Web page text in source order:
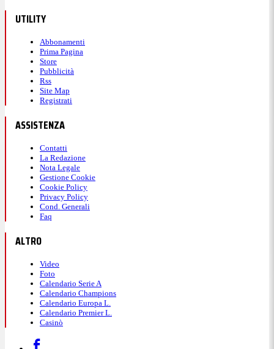
UTILITY
Abbonamenti
Prima Pagina
Store
Pubblicità
Rss
Site Map
Registrati
ASSISTENZA
Contatti
La Redazione
Nota Legale
Gestione Cookie
Cookie Policy
Privacy Policy
Cond. Generali
Faq
ALTRO
Video
Foto
Calendario Serie A
Calendario Champions
Calendario Europa L.
Calendario Premier L.
Casinò